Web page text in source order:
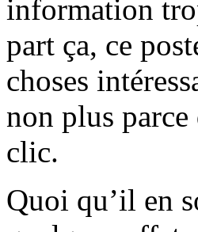
information
part ça, ce
choses
non plus parce
clic.
Quoi qu’il en